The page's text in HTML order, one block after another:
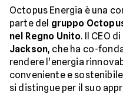
Octopus Energia è una
parte del gruppo
nel Regno Unito. Il CEO
Jackson, che ha co-
rendere l'energia
conveniente e
si distingue per il suo